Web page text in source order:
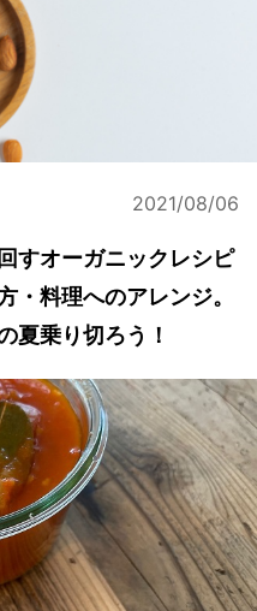
2021/08/06
すオーガニックレシピ
・料理へのアレンジ。
夏乗り切ろう！